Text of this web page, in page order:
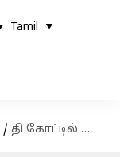
Tamil
/ தி கோட்டில் வேற லெவல் குத்தாட்டம்; நடிகை த்ரிஷாவுக்கு நன்றி கூறிய அர்ச்சனா கல்பாத்தி